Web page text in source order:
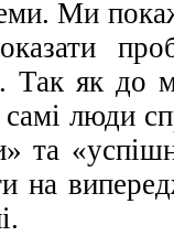
Ми
Так як до
самі люди
та
на